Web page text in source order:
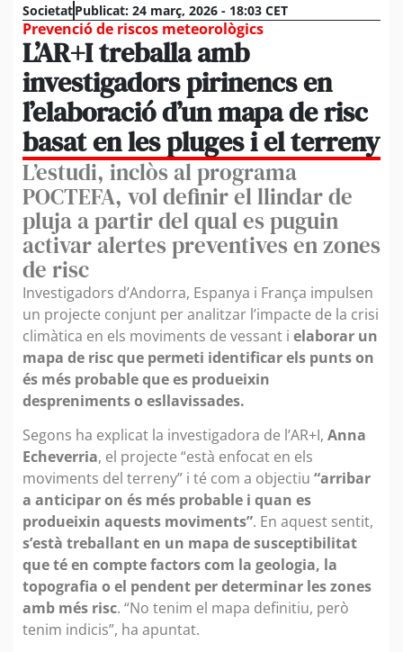
SocietatPublicat: 24 març, 2026 - 18:03 CET
Prevenció de riscos meteorològics
L’AR+I treballa amb
investigadors pirinencs en
l’elaboració d’un mapa de risc
basat en les pluges i el terreny
L’estudi, inclòs al programa
POCTEFA, vol definir el llindar de
pluja a partir del qual es puguin
activar alertes preventives en zones
de risc
Investigadors d’Andorra, Espanya i França impulsen
un projecte conjunt per analitzar l’impacte de la crisi
climàtica en els moviments de vessant i elaborar un
mapa de risc que permeti identificar els punts on
és més probable que es produeixin
despreniments o esllavissades.
Segons ha explicat la investigadora de l’AR+I, Anna
Echeverria, el projecte “està enfocat en els
moviments del terreny” i té com a objectiu “arribar
a anticipar on és més probable i quan es
produeixin aquests moviments”. En aquest sentit,
s’està treballant en un mapa de susceptibilitat
que té en compte factors com la geologia, la
topografia o el pendent per determinar les zones
amb més risc. “No tenim el mapa definitiu, però
tenim indicis”, ha apuntat.